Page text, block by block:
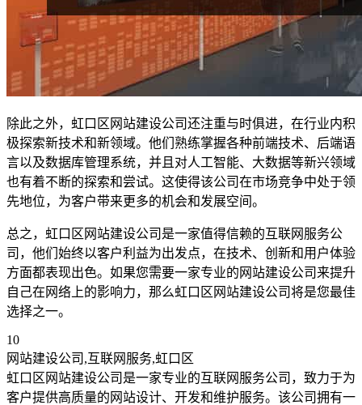
除此之外，虹口区网站建设公司还注重与时俱进，在行业内积
极探索新技术和新领域。他们熟练掌握各种前端技术、后端语
言以及数据库管理系统，并且对人工智能、大数据等新兴领域
也有着不断的探索和尝试。这使得该公司在市场竞争中处于领
先地位，为客户带来更多的机会和发展空间。
总之，虹口区网站建设公司是一家值得信赖的互联网服务公
司，他们始终以客户利益为出发点，在技术、创新和用户体验
方面都表现出色。如果您需要一家专业的网站建设公司来提升
自己在网络上的影响力，那么虹口区网站建设公司将是您最佳
选择之一。
10
网站建设公司,互联网服务,虹口区
虹口区网站建设公司是一家专业的互联网服务公司，致力于为
客户提供高质量的网站设计、开发和维护服务。该公司拥有一